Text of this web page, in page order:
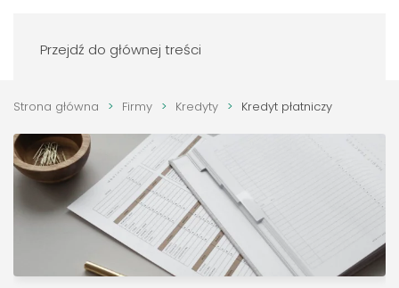
Przejdź do głównej treści
Strona główna Firmy Kredyty Kredyt płatniczy